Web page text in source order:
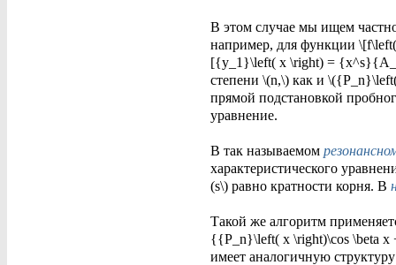
В этом случае мы ищем
например, для функции
[{y_1}\left( x \right) =
степени \(n,\) как и
прямой подстановкой
уравнение.
В так называемом
характеристического
(s\) равно кратности корня. В
Такой же алгоритм
{{P_n}\left( x \right)\cos \beta
имеет аналогичную